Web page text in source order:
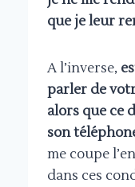
que je leur
A l’inverse,
parler de
alors que ce
son
me coupe
dans ces